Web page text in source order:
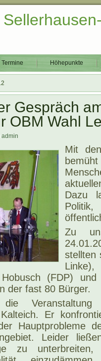
Termine Höhepunkte
Gespräch
OBM Wahl
admin
Mit
Dazu
Zu
stellten
(FDP)
der fast 80 Bürger.
Er
Hauptprobleme
Leider
zu